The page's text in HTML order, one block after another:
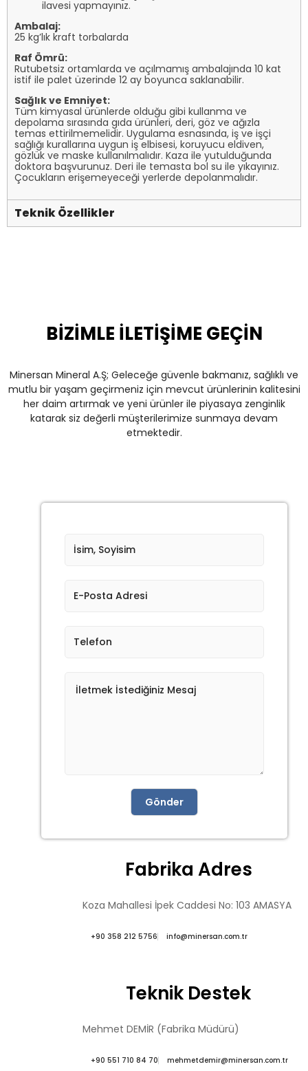
ilavesi yapmayınız.
Ambalaj:
25 kg’lık kraft torbalarda
Raf Ömrü:
Rutubetsiz ortamlarda ve açılmamış ambalajında 10 kat
istif ile palet üzerinde 12 ay boyunca saklanabilir.
Sağlık ve Emniyet:
Tüm kimyasal ürünlerde olduğu gibi kullanma ve
depolama sırasında gıda ürünleri, deri, göz ve ağızla
temas ettirilmemelidir. Uygulama esnasında, iş ve işçi
sağlığı kurallarına uygun iş elbisesi, koruyucu eldiven,
gözlük ve maske kullanılmalıdır. Kaza ile yutulduğunda
doktora başvurunuz. Deri ile temasta bol su ile yıkayınız.
Çocukların erişemeyeceği yerlerde depolanmalıdır.
Teknik Özellikler
BİZİMLE İLETİŞİME GEÇİN
Minersan Mineral A.Ş; Geleceğe güvenle bakmanız, sağlıklı ve
mutlu bir yaşam geçirmeniz için mevcut ürünlerinin kalitesini
her daim artırmak ve yeni ürünler ile piyasaya zenginlik
katarak siz değerli müşterilerimize sunmaya devam
etmektedir.
Gönder
Fabrika Adres
Koza Mahallesi İpek Caddesi No: 103 AMASYA
+90 358 212 5756 info@minersan.com.tr
Teknik Destek
Mehmet DEMİR (Fabrika Müdürü)
+90 551 710 84 70 mehmetdemir@minersan.com.tr